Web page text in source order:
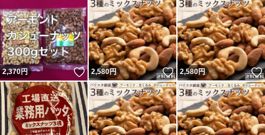
2,370円 いいね！
2,580円 いいね！
2,580円